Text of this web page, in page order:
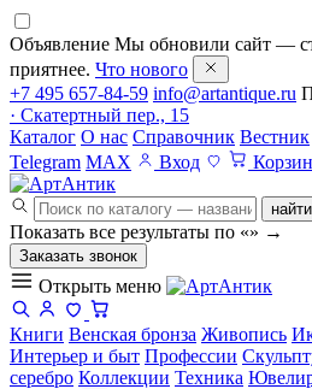
Объявление Мы обновили сайт —
приятнее. Что нового
+7 495 657-84-59 info@artantique.ru
· Скатертный пер., 15
Каталог О нас Справочник Вестник
Telegram MAX Вход
Показать все результаты по «» →
Заказать звонок
Открыть меню
Книги Венская бронза Живопись
Интерьер и быт Профессии
серебро Коллекции Техника